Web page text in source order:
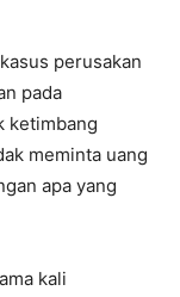
perusakan
pada
ketimbang
meminta uang
apa yang
kali